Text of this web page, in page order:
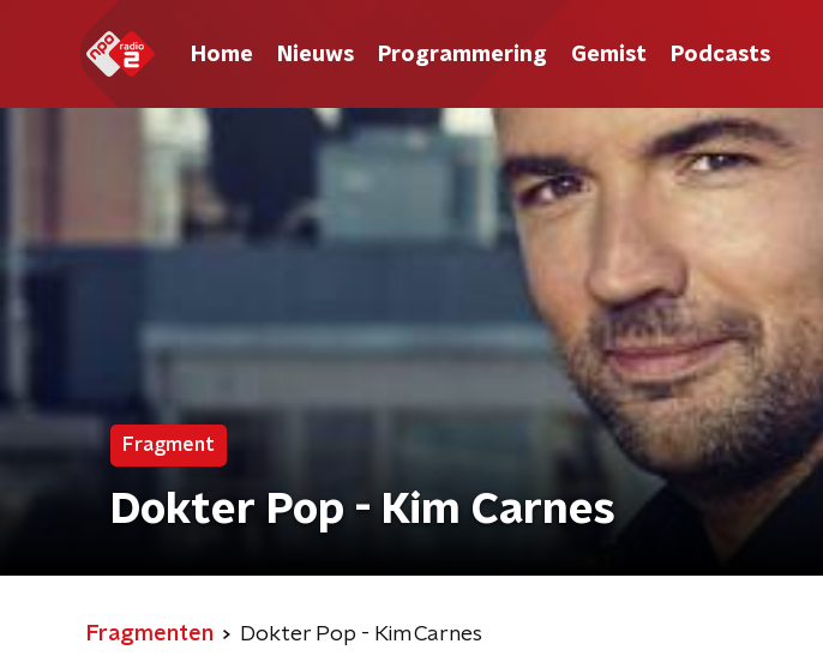
Home Nieuws Programmering Gemist Podcasts
Fragment
Dokter Pop - Kim Carnes
Fragmenten Dokter Pop - Kim Carnes